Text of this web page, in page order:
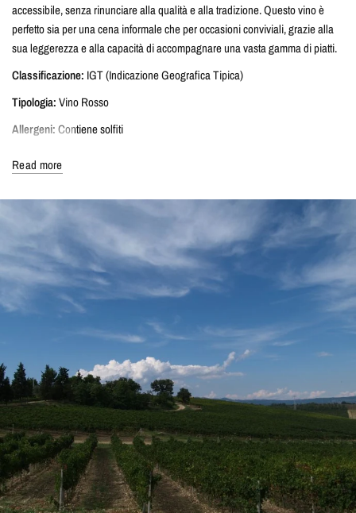
accessibile, senza rinunciare alla qualità e alla tradizione. Questo vino è
perfetto sia per una cena informale che per occasioni conviviali, grazie alla
sua leggerezza e alla capacità di accompagnare una vasta gamma di piatti.
Classificazione: IGT (Indicazione Geografica Tipica)
Tipologia:Vino Rosso
Allergeni:Contiene solfiti
Read more